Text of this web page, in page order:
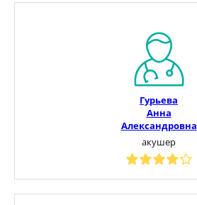
Гурьева
Анна
Александровна
акушер